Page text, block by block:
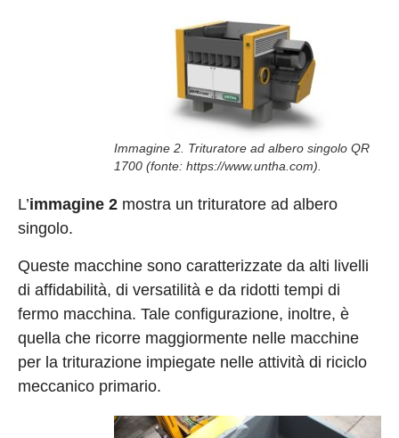
Immagine 2. Trituratore ad albero singolo QR
1700 (fonte: https://www.untha.com).
L’immagine 2 mostra un trituratore ad albero
singolo.
Queste macchine sono caratterizzate da alti livelli
di affidabilità, di versatilità e da ridotti tempi di
fermo macchina. Tale configurazione, inoltre, è
quella che ricorre maggiormente nelle macchine
per la triturazione impiegate nelle attività di riciclo
meccanico primario.